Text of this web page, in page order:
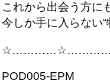
これから出会う方
今しか手に入らない
POD005-EPM